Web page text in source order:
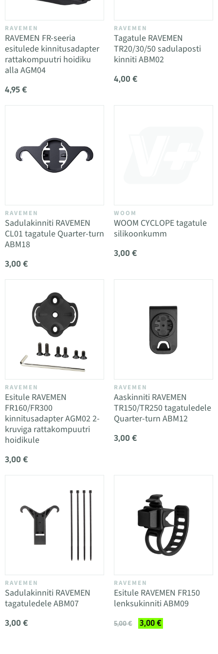
RAVEMEN
RAVEMEN FR-seeria
esitulede kinnitusadapter
rattakompuutri hoidiku
alla AGM04
4,95 €
RAVEMEN
Tagatule RAVEMEN
TR20/30/50 sadulaposti
kinniti ABM02
4,00 €
RAVEMEN
Sadulakinniti RAVEMEN
CL01 tagatule Quarter-turn
ABM18
3,00 €
WOOM
WOOM CYCLOPE tagatule
silikoonkumm
3,00 €
RAVEMEN
Esitule RAVEMEN
FR160/FR300
kinnitusadapter AGM02 2-
kruviga rattakompuutri
hoidikule
3,00 €
RAVEMEN
Aaskinniti RAVEMEN
TR150/TR250 tagatuledele
Quarter-turn ABM12
3,00 €
RAVEMEN
Sadulakinniti RAVEMEN
tagatuledele ABM07
3,00 €
RAVEMEN
Esitule RAVEMEN FR150
lenksukinniti ABM09
5,00 € 3,00 €